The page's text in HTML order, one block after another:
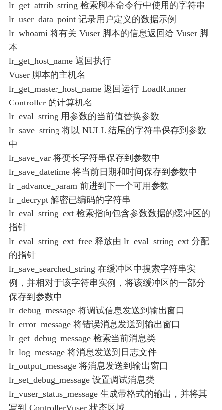
lr_get_attrib_string 检索脚本命令行中使用的字符串
lr_user_data_point 记录用户定义的数据示例
lr_whoami 将有关 Vuser 脚本的信息返回给 Vuser 脚
本
lr_get_host_name 返回执行
Vuser 脚本的主机名
lr_get_master_host_name 返回运行 LoadRunner
Controller 的计算机名
lr_eval_string 用参数的当前值替换参数
lr_save_string 将以 NULL 结尾的字符串保存到参数
中
lr_save_var 将变长字符串保存到参数中
lr_save_datetime 将当前日期和时间保存到参数中
lr _advance_param 前进到下一个可用参数
lr _decrypt 解密已编码的字符串
lr_eval_string_ext 检索指向包含参数数据的缓冲区的
指针
lr_eval_string_ext_free 释放由 lr_eval_string_ext 分配
的指针
lr_save_searched_string 在缓冲区中搜索字符串实
例，并相对于该字符串实例，将该缓冲区的一部分
保存到参数中
lr_debug_message 将调试信息发送到输出窗口
lr_error_message 将错误消息发送到输出窗口
lr_get_debug_message 检索当前消息类
lr_log_message 将消息发送到日志文件
lr_output_message 将消息发送到输出窗口
lr_set_debug_message 设置调试消息类
lr_vuser_status_message 生成带格式的输出，并将其
写到 ControllerVuser 状态区域